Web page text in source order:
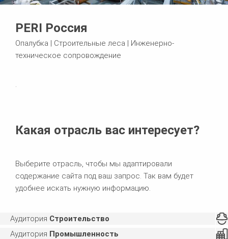
PERI Россия
Опалубка | Строительные леса | Инженерно-
техническое сопровождение
.
Какая отрасль вас интересует?
Выберите отрасль, чтобы мы адаптировали
содержание сайта под ваш запрос. Так вам будет
удобнее искать нужную информацию.
Аудитория Строительство
Аудитория Промышленность